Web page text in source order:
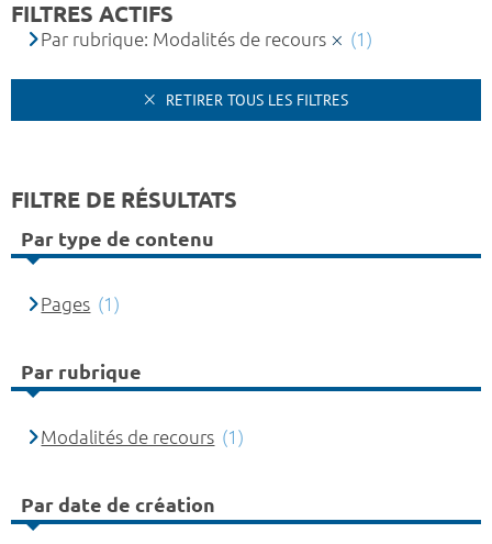
FILTRES ACTIFS
Par rubrique: Modalités de recours (1)
RETIRER TOUS LES FILTRES
FILTRE DE RÉSULTATS
Par type de contenu
Pages (1)
Par rubrique
Modalités de recours (1)
Par date de création